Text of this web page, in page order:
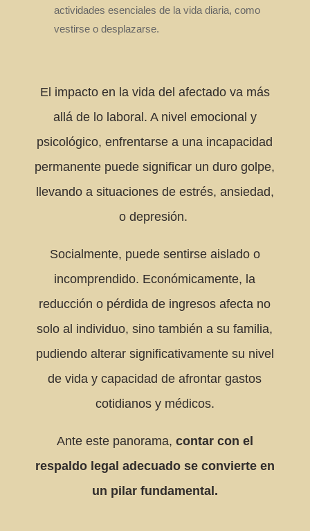
actividades esenciales de la vida diaria, como
vestirse o desplazarse.
El impacto en la vida del afectado va más
allá de lo laboral. A nivel emocional y
psicológico, enfrentarse a una incapacidad
permanente puede significar un duro golpe,
llevando a situaciones de estrés, ansiedad,
o depresión.
Socialmente, puede sentirse aislado o
incomprendido. Económicamente, la
reducción o pérdida de ingresos afecta no
solo al individuo, sino también a su familia,
pudiendo alterar significativamente su nivel
de vida y capacidad de afrontar gastos
cotidianos y médicos.
Ante este panorama, contar con el
respaldo legal adecuado se convierte en
un pilar fundamental.